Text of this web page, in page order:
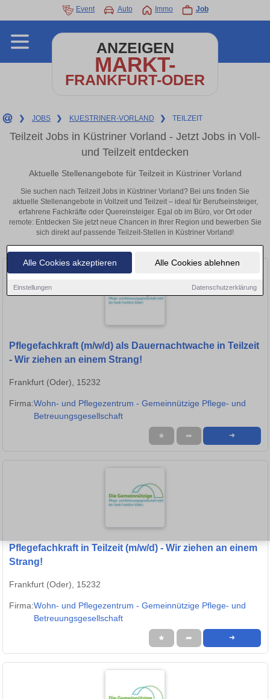
Alle Cookies akzeptieren Alle Cookies ablehnen
Einstellungen Datenschutzerklärung
Event Auto Immo Job
ANZEIGEN
MARKT-
FRANKFURT-ODER
❯ JOBS ❯ KUESTRINER-VORLAND ❯ TEILZEIT
Teilzeit Jobs in Küstriner Vorland - Jetzt Jobs in Voll-
und Teilzeit entdecken
Aktuelle Stellenangebote für Teilzeit in Küstriner Vorland
Sie suchen nach Teilzeit Jobs in Küstriner Vorland? Bei uns finden Sie
aktuelle Stellenangebote in Vollzeit und Teilzeit – ideal für Berufseinsteiger,
erfahrene Fachkräfte oder Quereinsteiger. Egal ob im Büro, vor Ort oder
remote: Entdecken Sie jetzt neue Chancen in Ihrer Region und bewerben Sie
sich direkt auf passende Teilzeit-Stellen in Küstriner Vorland!
Pflegefachkraft (m/w/d) als Dauernachtwache in Teilzeit
- Wir ziehen an einem Strang!
Frankfurt (Oder), 15232
Firma:Wohn- und Pflegezentrum - Gemeinnützige Pflege- und
Betreuungsgesellschaft
★ ➦ ➜
Pflegefachkraft in Teilzeit (m/w/d) - Wir ziehen an einem
Strang!
Frankfurt (Oder), 15232
Firma:Wohn- und Pflegezentrum - Gemeinnützige Pflege- und
Betreuungsgesellschaft
★ ➦ ➜